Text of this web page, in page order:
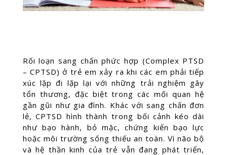
Rối loạn sang chấn phức hợp (Complex PTSD
– CPTSD) ở trẻ em xảy ra khi các em phải tiếp
xúc lặp đi lặp lại với những trải nghiệm gây
tổn thương, đặc biệt trong các mối quan hệ
gần gũi như gia đình. Khác với sang chấn đơn
lẻ, CPTSD hình thành trong bối cảnh kéo dài
như bạo hành, bỏ mặc, chứng kiến bạo lực
hoặc môi trường sống thiếu an toàn. Vì não bộ
và hệ thần kinh của trẻ vẫn đang phát triển,